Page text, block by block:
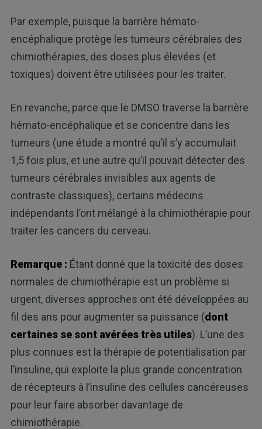
Par exemple, puisque la barrière hémato-
encéphalique protège les tumeurs cérébrales des
chimiothérapies, des doses plus élevées (et
toxiques) doivent être utilisées pour les traiter.
En revanche, parce que le DMSO traverse la barrière
hémato-encéphalique et se concentre dans les
tumeurs (une étude a montré qu’il s’y accumulait
1,5 fois plus, et une autre qu’il pouvait détecter des
tumeurs cérébrales invisibles aux agents de
contraste classiques), certains médecins
indépendants l’ont mélangé à la chimiothérapie pour
traiter les cancers du cerveau.
Remarque : Étant donné que la toxicité des doses
normales de chimiothérapie est un problème si
urgent, diverses approches ont été développées au
fil des ans pour augmenter sa puissance (dont
certaines se sont avérées très utiles). L’une des
plus connues est la thérapie de potentialisation par
l’insuline, qui exploite la plus grande concentration
de récepteurs à l’insuline des cellules cancéreuses
pour leur faire absorber davantage de
chimiothérapie.